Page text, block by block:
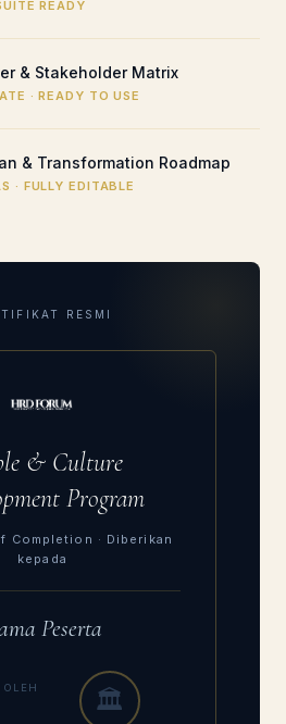
READY
& Stakeholder Matrix
· READY TO USE
& Transformation Roadmap
· FULLY EDITABLE
RESMI
& Culture
Program
Completion · Diberikan
kepada
Peserta
🏛️